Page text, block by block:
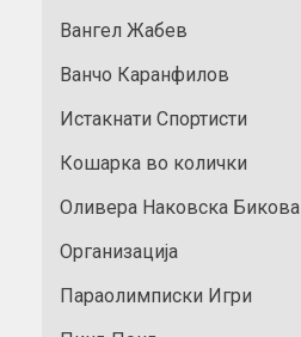
Вангел Жабев
Ванчо Каранфилов
Истакнати Спортисти
Кошарка во колички
Оливера Наковска Бикова
Организација
Параолимписки Игри